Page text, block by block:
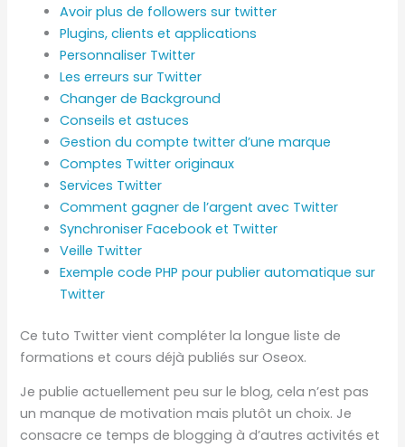
Avoir plus de followers sur twitter
Plugins, clients et applications
Personnaliser Twitter
Les erreurs sur Twitter
Changer de Background
Conseils et astuces
Gestion du compte twitter d’une marque
Comptes Twitter originaux
Services Twitter
Comment gagner de l’argent avec Twitter
Synchroniser Facebook et Twitter
Veille Twitter
Exemple code PHP pour publier automatique sur
Twitter
Ce tuto Twitter vient compléter la longue liste de
formations et cours déjà publiés sur Oseox.
Je publie actuellement peu sur le blog, cela n’est pas
un manque de motivation mais plutôt un choix. Je
consacre ce temps de blogging à d’autres activités et